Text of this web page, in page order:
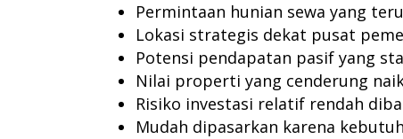
Permintaan hunian sewa yang
Lokasi strategis dekat pusat
Potensi pendapatan pasif yang
Nilai properti yang cenderung
Risiko investasi relatif rendah
Mudah dipasarkan karena